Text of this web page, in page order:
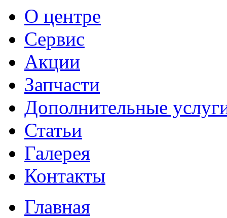
О центре
Сервис
Акции
Запчасти
Дополнительные
Статьи
Галерея
Контакты
Главная